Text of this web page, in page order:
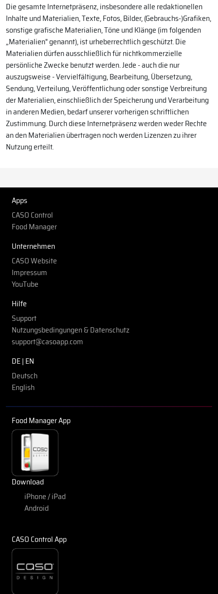
Die gesamte Internetpräsenz, insbesondere alle redaktionellen
Inhalte und Materialien, Texte, Fotos, Bilder, (Gebrauchs-)Grafiken,
sonstige grafische Materialien, Töne und Klänge (im folgenden
„Materialien" genannt), ist urheberrechtlich geschützt. Die
Materialien dürfen ausschließlich für nichtkommerzielle
persönliche Zwecke benutzt werden. Jede - auch die nur
auszugsweise - Vervielfältigung, Bearbeitung, Übersetzung,
Sendung, Verteilung, Veröffentlichung oder sonstige Verbreitung
der Materialien, einschließlich der Speicherung und Verarbeitung
in anderen Medien, bedarf unserer vorherigen schriftlichen
Zustimmung. Durch diese Internetpräsenz werden weder Rechte
an den Materialien übertragen noch werden Lizenzen zu ihrer
Nutzung erteilt.
Apps
CASO Control
Food Manager
Unternehmen
CASO Website
Impressum
YouTube
Hilfe
Support
Nutzungsbedingungen & Datenschutz
support@casoapp.com
DE | EN
Deutsch
English
Food Manager App
Download
iPhone / iPad
Android
CASO Control App